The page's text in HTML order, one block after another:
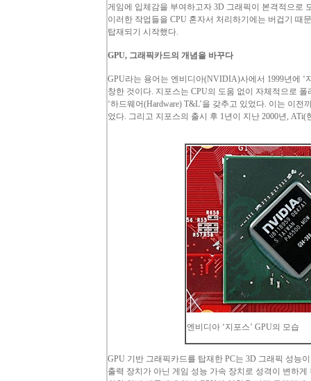
게임에 입체감을 부여하고자 3D 그래픽이 본격적으로
이러한 작업들을 CPU 혼자서 처리하기에는 버겁기 때
탑재되기 시작했다.
GPU, 그래픽카드의 개념을 바꾸다
GPU라는 용어는 엔비디아(NVIDIA)사에서 1999년에 ‘
창한 것이다. 지포스는 CPU의 도움 없이 자체적으로 폴
‘하드웨어(Hardware) T&L’을 갖추고 있었다. 이는 이전
었다. 그리고 지포스의 출시 후 1년이 지난 2000년, ATi(
엔비디아 ‘지포스’ GPU의 모습
GPU 기반 그래픽카드를 탑재한 PC는 3D 그래픽 성능
출력 장치가 아닌 게임 성능 가속 장치로 성격이 변하